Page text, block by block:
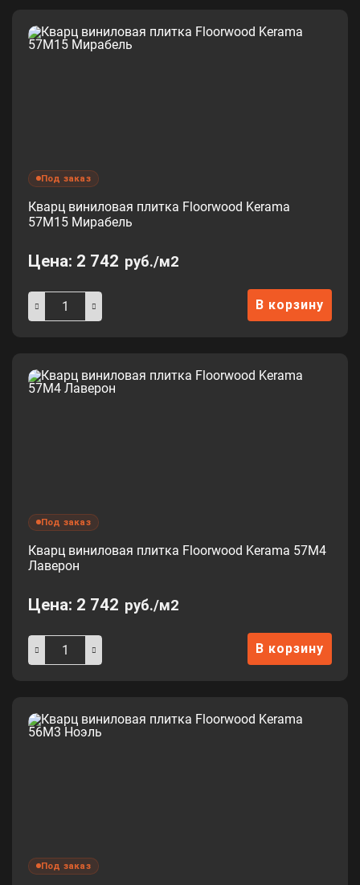
Под заказ
Кварц виниловая плитка Floorwood Kerama
57М15 Мирабель
Цена: 2 742 руб./м2
В корзину
Под заказ
Кварц виниловая плитка Floorwood Kerama 57М4
Лаверон
Цена: 2 742 руб./м2
В корзину
Под заказ